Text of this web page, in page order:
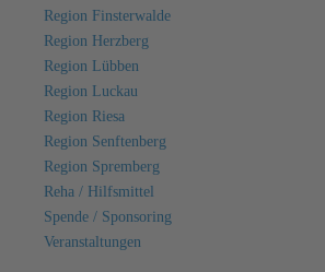
Region Finsterwalde
Region Herzberg
Region Lübben
Region Luckau
Region Riesa
Region Senftenberg
Region Spremberg
Reha / Hilfsmittel
Spende / Sponsoring
Veranstaltungen